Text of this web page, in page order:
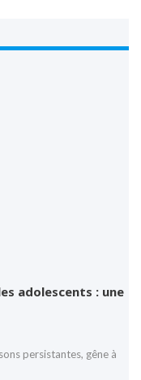
adolescents : une
persistantes, gêne à